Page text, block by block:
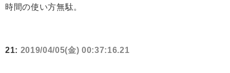
時間の使い方無駄。
21: 2019/04/05(金) 00:37:16.21